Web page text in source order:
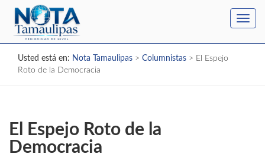
Usted está en: Nota Tamaulipas > Columnistas > El Espejo
Roto de la Democracia
El Espejo Roto de la
Democracia